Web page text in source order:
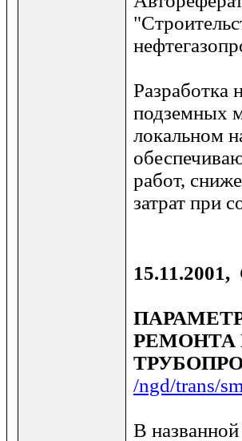
Разработка
подземных
локальном
работ,
затрат при
/ngd/trans/
В названной